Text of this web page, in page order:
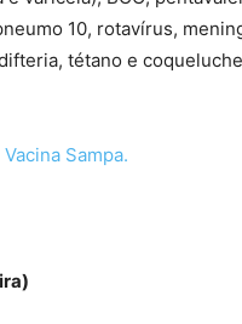
10, rotavírus,
tétano e
Sampa.